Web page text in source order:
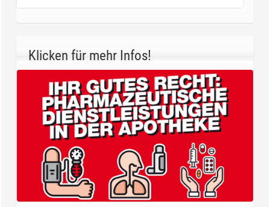
Klicken für mehr Infos!